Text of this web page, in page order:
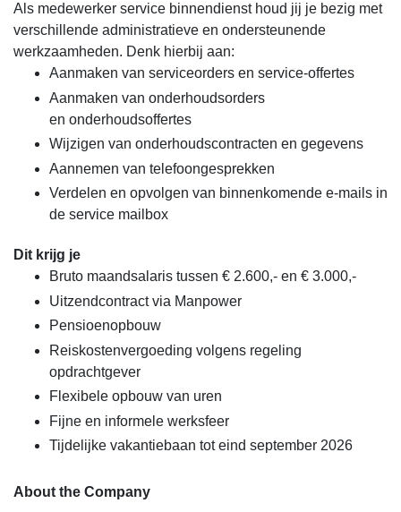
Als medewerker service binnendienst houd jij je bezig met
verschillende administratieve en ondersteunende
werkzaamheden. Denk hierbij aan:
Aanmaken van serviceorders en service-offertes
Aanmaken van onderhoudsorders
en onderhoudsoffertes
Wijzigen van onderhoudscontracten en gegevens
Aannemen van telefoongesprekken
Verdelen en opvolgen van binnenkomende e-mails in
de service mailbox
Dit krijg je
Bruto maandsalaris tussen € 2.600,- en € 3.000,-
Uitzendcontract via Manpower
Pensioenopbouw
Reiskostenvergoeding volgens regeling
opdrachtgever
Flexibele opbouw van uren
Fijne en informele werksfeer
Tijdelijke vakantiebaan tot eind september 2026
About the Company